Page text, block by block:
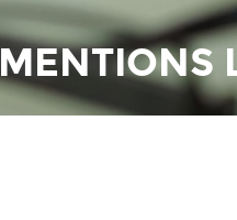
MENTIONS